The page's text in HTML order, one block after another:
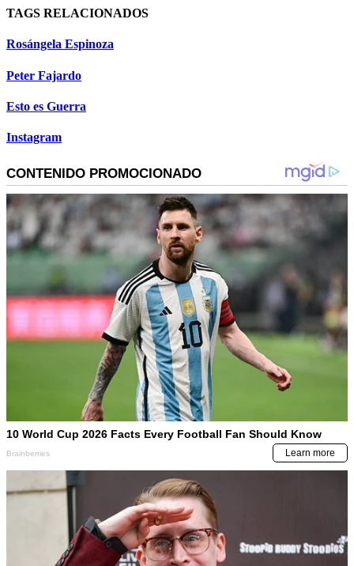
TAGS RELACIONADOS
Rosángela Espinoza
Peter Fajardo
Esto es Guerra
Instagram